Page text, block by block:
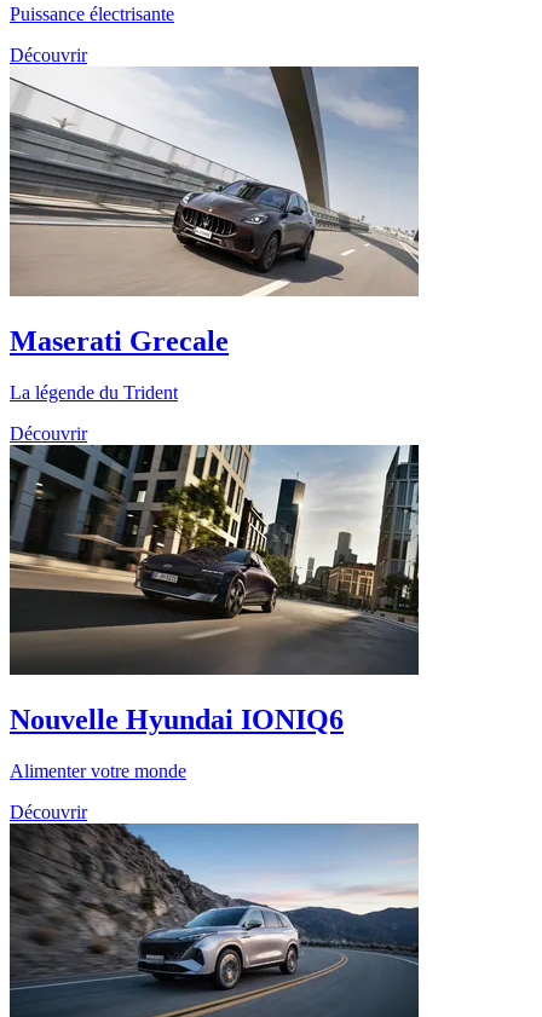
Puissance électrisante
Découvrir
Maserati Grecale
La légende du Trident
Découvrir
Nouvelle Hyundai IONIQ6
Alimenter votre monde
Découvrir